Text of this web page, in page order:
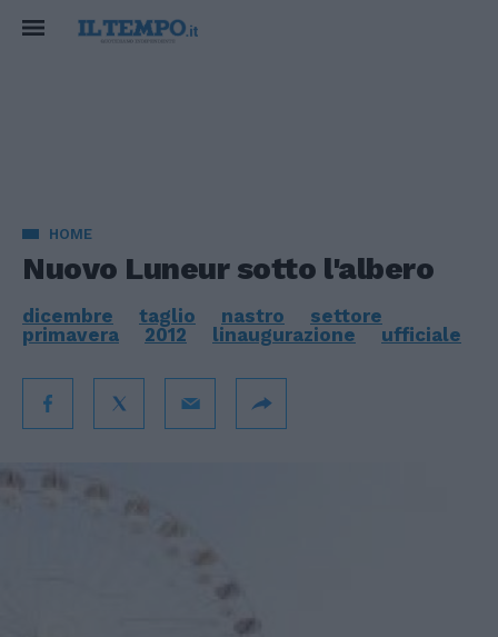
HOME
Nuovo Luneur sotto l'albero
dicembre taglio nastro
settore
primavera
2012 linaugurazione ufficiale